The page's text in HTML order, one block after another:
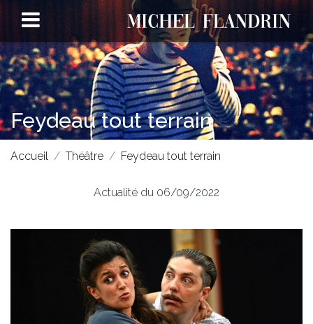
Feydeau tout terrain
Accueil Théâtre Feydeau tout terrain
Actualité du 06/09/2022